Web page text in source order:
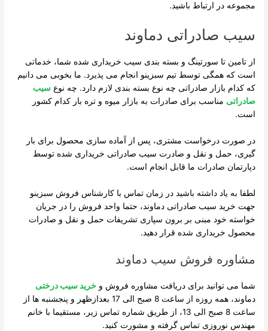
مجموعه در ارتباط باشید.
سیب صادراتی دماوند
از تامین تا سورتینگ و بسته بندی سیب خریداری شده شما، خدماتی
است که همگی توسط تیم سبزینو انجام می پذیرد. ما بخوبی می دانیم
که کدام بازار صادراتی چه نوع بسته بندی لازم دارد. چه نوعسیب
صادراتی مناسب برای صادرات به بازار میوه و تره بار کدام کشور
است.
در صورت درخواست مشتری، پس از آماده سازی محصول برای بار
گیری، حمل و نقل و صادرت سیب صادراتی خریداری شده توسط
دپارتمان صادرات ما قابل انجام است.
لطفا به یاد داشته باشید در زمان تماس با کارشناس فروش سبزینو
جهت خرید سیب صادراتی دماوند، حتما واحد فروش را در جریان
خواسته خود مبنی بر برون سپاری تشریفات حمل و نقل و صادرات
محصول خریداری شده قرار دهید.
مشاوره فروش سیب دماوند
شما می توانید برای دریافت مشاوره فروش وخرید سیب درختی
دماوند، همه روزه از ساعت 8 صبح الی 17 بعدازظهر و پنجشنبه ها از
ساعت 8 صبح الی 13، از طریق شماره تماس زیر، مستقیما با خانم
مهندس نوروزی تماس گرفته و مشورت کنید.